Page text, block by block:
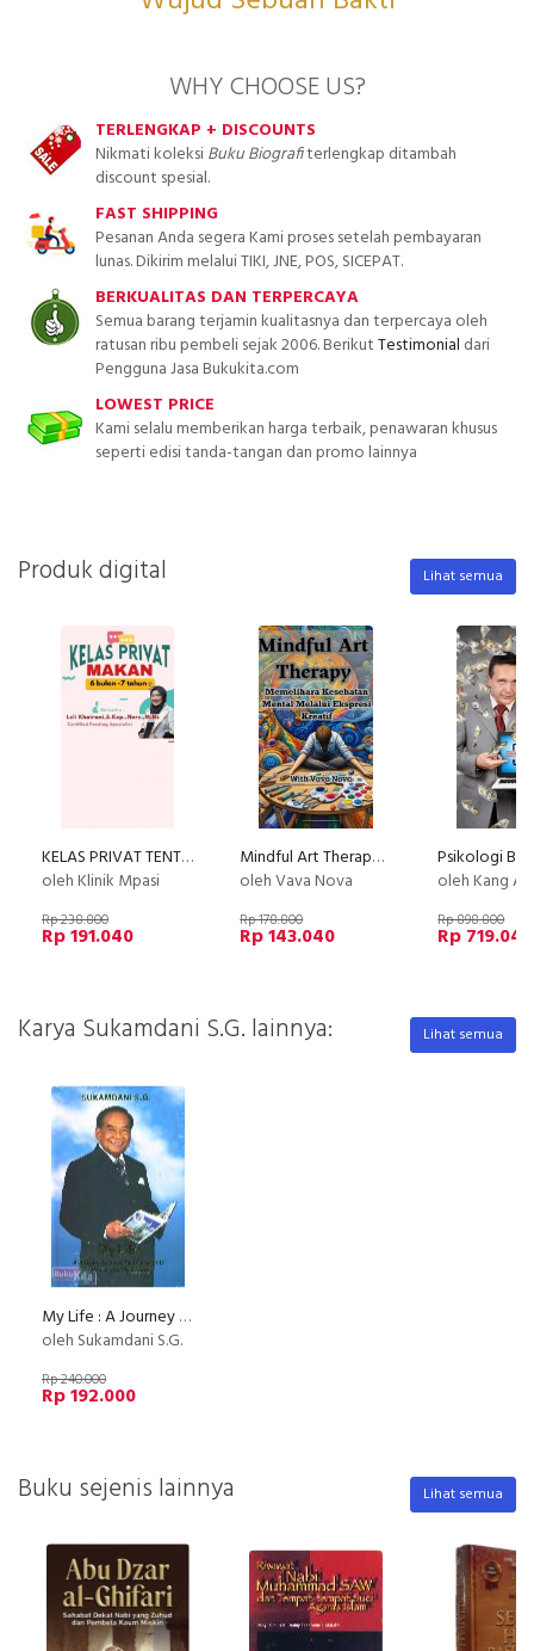
WHY CHOOSE US?
TERLENGKAP + DISCOUNTS
Nikmati koleksiBuku Biografiterlengkap ditambah
discount spesial.
FAST SHIPPING
Pesanan Anda segera Kami proses setelah pembayaran
lunas. Dikirim melalui TIKI, JNE, POS, SICEPAT.
BERKUALITAS DAN TERPERCAYA
Semua barang terjamin kualitasnya dan terpercaya oleh
ratusan ribu pembeli sejak 2006. BerikutTestimonial dari
Pengguna Jasa Bukukita.com
LOWEST PRICE
Kami selalu memberikan harga terbaik, penawaran khusus
seperti edisi tanda-tangan dan promo lainnya
Produk digital Lihat semua
KELAS PRIVAT TENTANG MAKAN (by Klinik MPASI )
oleh Klinik Mpasi
Rp 238.800
Rp 191.040
Mindful Art Therapy,Memelihara Kesehatan Mental Melalui Ekspresi Kreatif
oleh Vava Nova
Rp 178.800
Rp 143.040
Psikologi
oleh Kang
Rp 898.800
Rp 719.040
Karya Sukamdani S.G. lainnya: Lihat semua
My Life : A Journey to Seize Achievements Dedicated to My Country
oleh Sukamdani S.G.
Rp 240.000
Rp 192.000
Buku sejenis lainnya Lihat semua